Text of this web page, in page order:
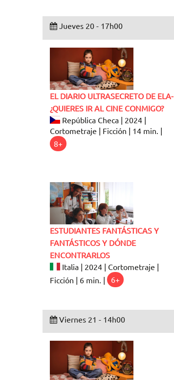
Jueves 20 - 17h00
EL DIARIO ULTRASECRETO DE ELA-
¿QUIERES IR AL CINE CONMIGO?
República Checa | 2024 |
Cortometraje | Ficción | 14 min. |
8+
ESTUDIANTES FANTÁSTICAS Y
FANTÁSTICOS Y DÓNDE
ENCONTRARLOS
Italia | 2024 | Cortometraje |
Ficción | 6 min. |
6+
Viernes 21 - 14h00